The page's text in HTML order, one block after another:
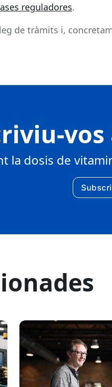
reguladores.
de tràmits i,
la dosis de